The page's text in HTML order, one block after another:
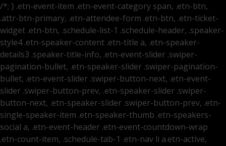
/*; } .etn-event-item .etn-event-category span, .etn-btn,
.attr-btn-primary, .etn-attendee-form .etn-btn, .etn-ticket-
widget .etn-btn, .schedule-list-1 .schedule-header, .speaker-
style4 .etn-speaker-content .etn-title a, .etn-speaker-
details3 .speaker-title-info, .etn-event-slider .swiper-
pagination-bullet, .etn-speaker-slider .swiper-pagination-
bullet, .etn-event-slider .swiper-button-next, .etn-event-
slider .swiper-button-prev, .etn-speaker-slider .swiper-
button-next, .etn-speaker-slider .swiper-button-prev, .etn-
single-speaker-item .etn-speaker-thumb .etn-speakers-
social a, .etn-event-header .etn-event-countdown-wrap
.etn-count-item, .schedule-tab-1 .etn-nav li a.etn-active,